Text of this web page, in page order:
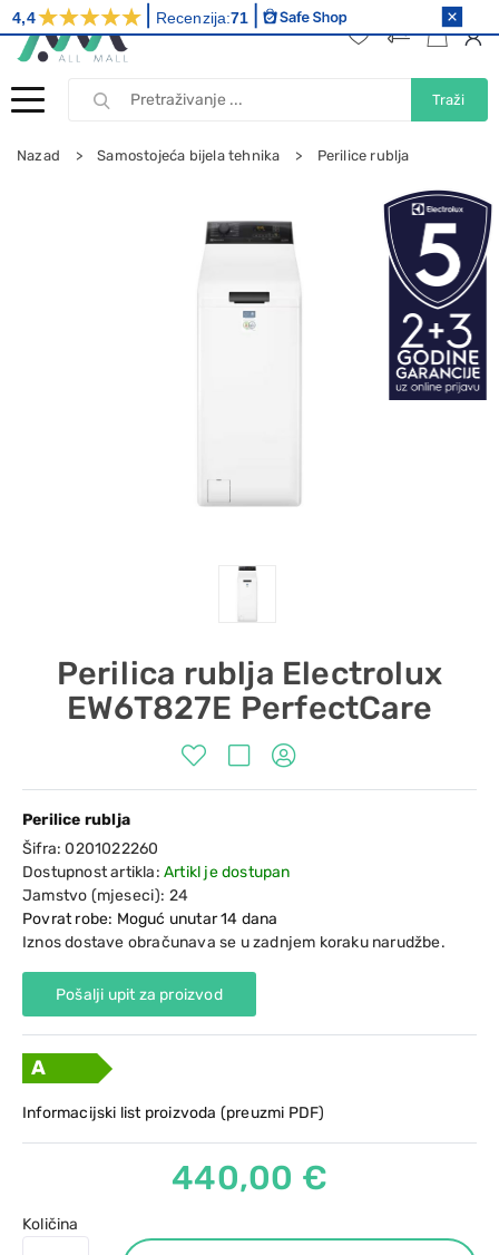
Traži
Nazad Samostojeća bijela tehnika Perilice rublja
Perilica rublja Electrolux
EW6T827E PerfectCare
Perilice rublja
Šifra:0201022260
Dostupnost artikla: Artikl je dostupan
Jamstvo (mjeseci): 24
Povrat robe: Moguć unutar 14 dana
Iznos dostave obračunava se u zadnjem koraku narudžbe.
Pošalji upit za proizvod
A
Informacijski list proizvoda (preuzmi PDF)
440,00 €
Količina
4,4 Recenzija:71